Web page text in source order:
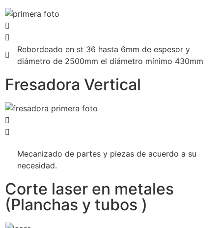
Rebordeado en st 36 hasta 6mm de espesor y
diámetro de 2500mm el diámetro mínimo 430mm
Fresadora Vertical
Mecanizado de partes y piezas de acuerdo a su
necesidad.
Corte laser en metales
(Planchas y tubos )